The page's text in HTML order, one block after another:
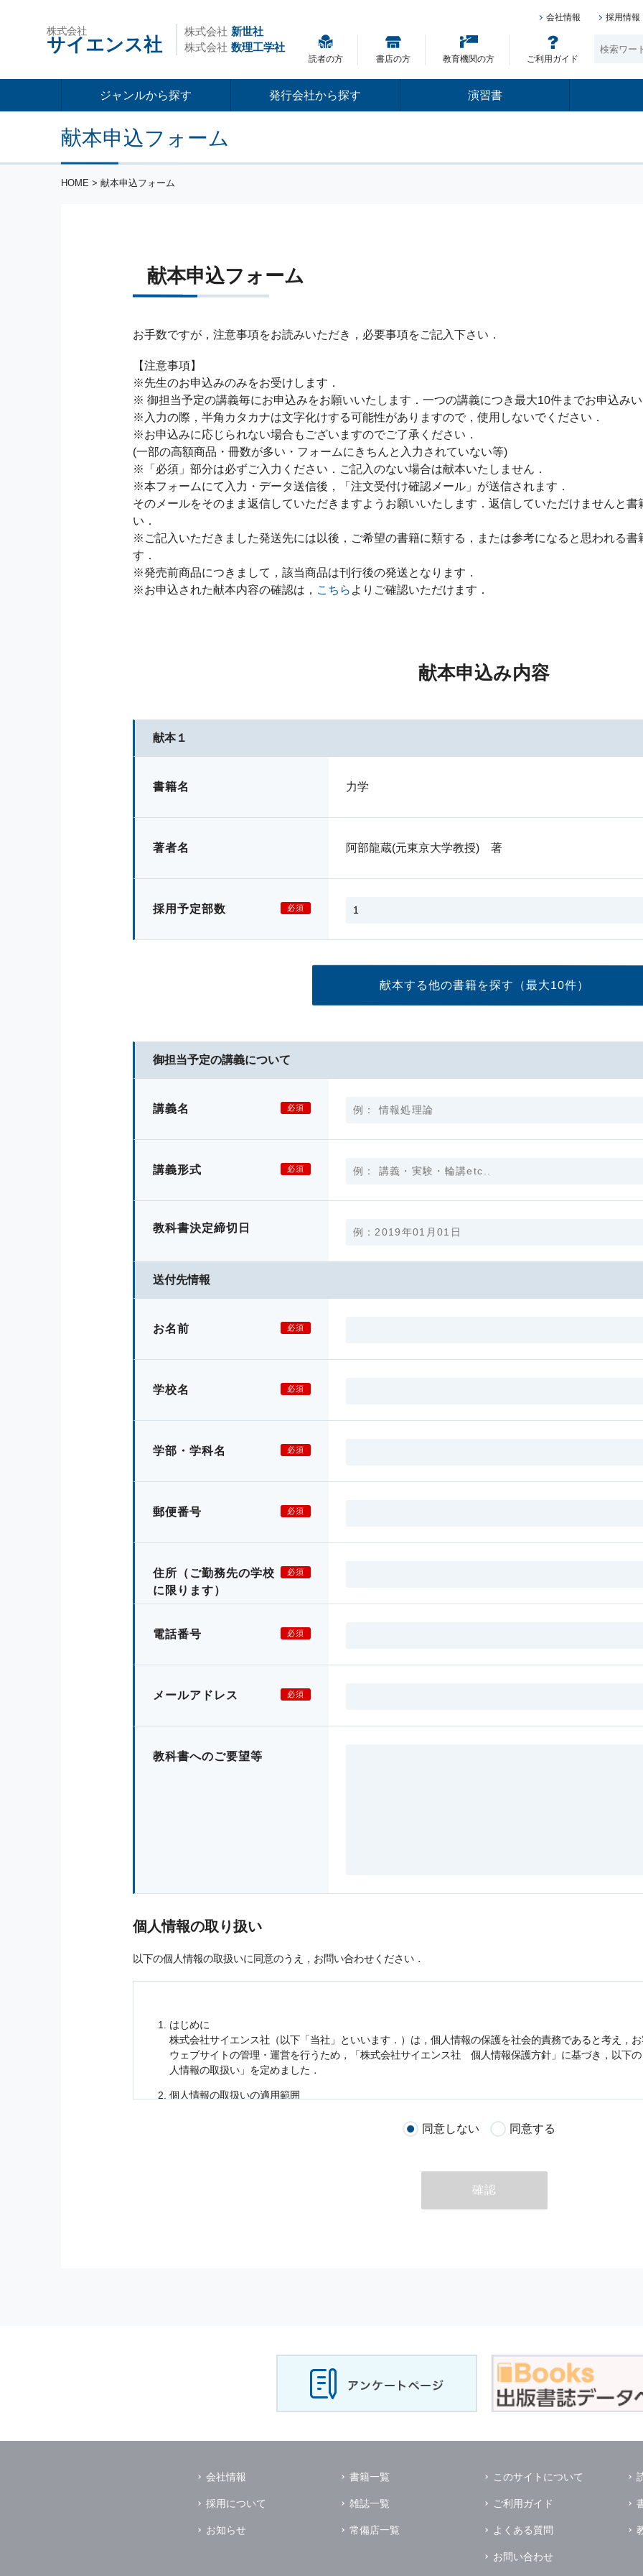
株式会社
サイエンス社
株式会社 新世社
株式会社 数理工学社
会社情報 採用情報
読者の方 書店の方 教育機関の方 ご利用ガイド
ジャンルから探す 発行会社から探す 演習書
献本申込フォーム
HOME > 献本申込フォーム
献本申込フォーム
お手数ですが，注意事項をお読みいただき，必要事項をご記入下さい．
【注意事項】
※先生のお申込みのみをお受けします．
※ 御担当予定の講義毎にお申込みをお願いいたします．一つの講義につき最大10件までお申込み
※入力の際，半角カタカナは文字化けする可能性がありますので，使用しないでください．
※お申込みに応じられない場合もございますのでご了承ください．
(一部の高額商品・冊数が多い・フォームにきちんと入力されていない等)
※「必須」部分は必ずご入力ください．ご記入のない場合は献本いたしません．
※本フォームにて入力・データ送信後，「注文受付け確認メール」が送信されます．
そのメールをそのまま返信していただきますようお願いいたします．返信していただけませんと
い．
※ご記入いただきました発送先には以後，ご希望の書籍に類する，または参考になると思われる
す．
※発売前商品につきまして，該当商品は刊行後の発送となります．
※お申込された献本内容の確認は， こちら よりご確認いただけます．
献本申込み内容
献本１
書籍名 力学
著者名 阿部龍蔵(元東京大学教授) 著
採用予定部数 必須
献本する他の書籍を探す （最大10件）
御担当予定の講義について
講義名 必須
講義形式 必須
教科書決定締切日
送付先情報
お名前 必須
学校名 必須
学部・学科名 必須
郵便番号 必須
住所 （ご勤務先の学校
に限ります）
必須
電話番号 必須
メールアドレス 必須
教科書へのご要望等
個人情報の取り扱い
以下の個人情報の取扱いに同意のうえ，お問い合わせください．
はじめに
株式会社サイエンス社（以下「当社」といいます．）は，個人情報の保護を社会的責務であると考え，
ウェブサイトの管理・運営を行うため，「株式会社サイエンス社 個人情報保護方針」に基づき，以下
人情報の取扱い」を定めました．
個人情報の取扱いの適用範囲
個人情報 個人情報
の他に，以下の各号に定める目的のために利用することがあります．
本サービスの提供または以下に定める目的以外に，当社はお客様の個人情報利用することはありません．
の正確性及び安全性を確保する為，個人情報へのアクセス管理，持ち出し手段の制限，
破壊，改ざんなどに対しては，合理的な安全対策を講じるとともに，万一，漏洩等個人情報に関する事
を含む適切な対策を速やかに講じます．
の預託について
その場合は，業務委託先の適切な管理及び監督を行います．
個人情報の第三者への開示
当社は，個人情報 を本人の許可無く他の事業者や個人などの第三者に提供および公開することはありま
ただし，以下に該当する場合はその限りではありません．
（1） 情報提供について本人の同意がある場合
を開示する場合．ただし，この場合に開示
同意しない 同意する
確認
会社情報
採用について
お知らせ
書籍一覧
雑誌一覧
常備店一覧
このサイトについて
ご利用ガイド
よくある質問
お問い合わせ